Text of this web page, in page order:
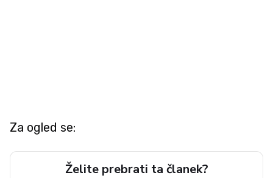
Za ogled se:
Želite prebrati ta članek?